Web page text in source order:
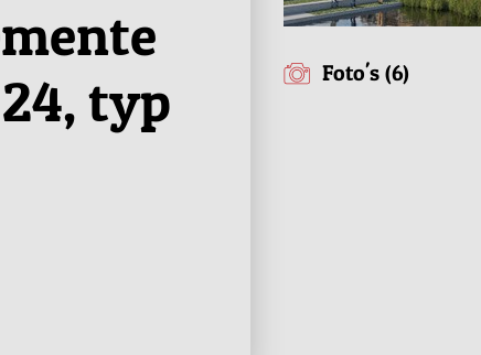
typ
Foto's (6)